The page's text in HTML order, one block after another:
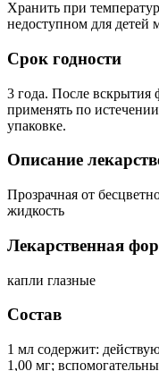
Хранить при
недоступном для детей
Срок годности
3 года. После вскрытия
применять по
упаковке.
Описание
Прозрачная от
жидкость
Лекарственная
капли глазные
Состав
1 мл содержит:
1,00 мг;